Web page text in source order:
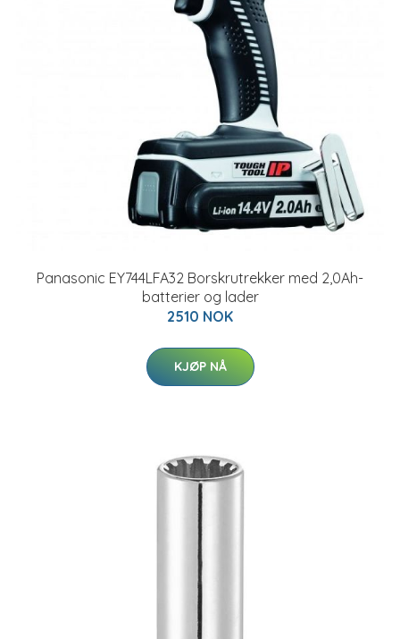
Panasonic EY744LFA32 Borskrutrekker med 2,0Ah-
batterier og lader
2510 NOK
KJØP NÅ